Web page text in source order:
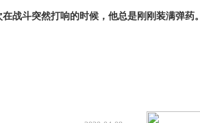
战斗突然打响的时候，他总是刚刚装满弹药。